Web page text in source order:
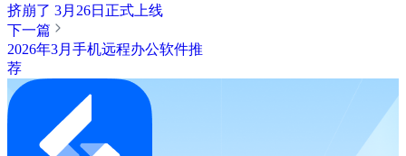
挤崩了 3月26日正式上线
下一篇
2026年3月手机远程办公软件推
荐